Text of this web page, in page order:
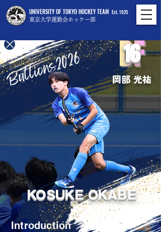
UNIVERSITY OF TOKYO HOCKEY TEAM
東京大学運動会ホッケー部
Est. 1925
岡部 光祐
Introduction
16
KOSUKE OKABE